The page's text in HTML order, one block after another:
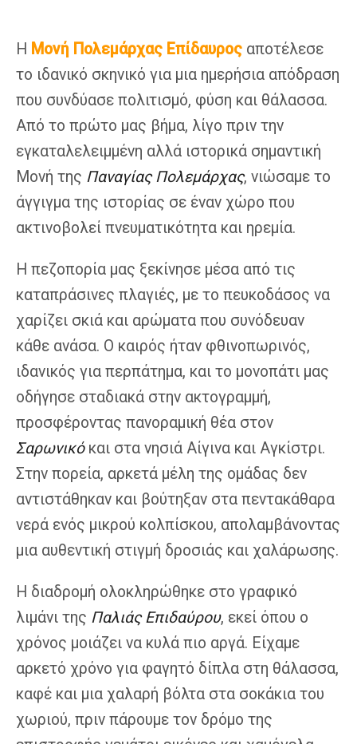
Η Μονή Πολεμάρχας Επίδαυρος αποτέλεσε
το ιδανικό σκηνικό για μια ημερήσια απόδραση
που συνδύασε πολιτισμό, φύση και θάλασσα.
Από το πρώτο μας βήμα, λίγο πριν την
εγκαταλελειμμένη αλλά ιστορικά σημαντική
Μονή της Παναγίας Πολεμάρχας, νιώσαμε το
άγγιγμα της ιστορίας σε έναν χώρο που
ακτινοβολεί πνευματικότητα και ηρεμία.
Η πεζοπορία μας ξεκίνησε μέσα από τις
καταπράσινες πλαγιές, με το πευκοδάσος να
χαρίζει σκιά και αρώματα που συνόδευαν
κάθε ανάσα. Ο καιρός ήταν φθινοπωρινός,
ιδανικός για περπάτημα, και το μονοπάτι μας
οδήγησε σταδιακά στην ακτογραμμή,
προσφέροντας πανοραμική θέα στον
Σαρωνικό και στα νησιά Αίγινα και Αγκίστρι.
Στην πορεία, αρκετά μέλη της ομάδας δεν
αντιστάθηκαν και βούτηξαν στα πεντακάθαρα
νερά ενός μικρού κολπίσκου, απολαμβάνοντας
μια αυθεντική στιγμή δροσιάς και χαλάρωσης.
Η διαδρομή ολοκληρώθηκε στο γραφικό
λιμάνι της Παλιάς Επιδαύρου, εκεί όπου ο
χρόνος μοιάζει να κυλά πιο αργά. Είχαμε
αρκετό χρόνο για φαγητό δίπλα στη θάλασσα,
καφέ και μια χαλαρή βόλτα στα σοκάκια του
χωριού, πριν πάρουμε τον δρόμο της